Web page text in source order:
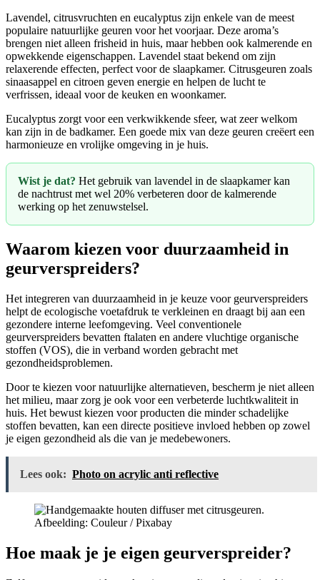
Lavendel, citrusvruchten en eucalyptus zijn enkele van de meest
populaire natuurlijke geuren voor het voorjaar. Deze aroma’s
brengen niet alleen frisheid in huis, maar hebben ook kalmerende en
opwekkende eigenschappen. Lavendel staat bekend om zijn
relaxerende effecten, perfect voor de slaapkamer. Citrusgeuren zoals
sinaasappel en citroen geven energie en helpen de lucht te
verfrissen, ideaal voor de keuken en woonkamer.
Eucalyptus zorgt voor een verkwikkende sfeer, wat zeer welkom
kan zijn in de badkamer. Een goede mix van deze geuren creëert een
harmonieuze en vrolijke omgeving in je huis.
Wist je dat? Het gebruik van lavendel in de slaapkamer kan
de nachtrust met wel 20% verbeteren door de kalmerende
werking op het zenuwstelsel.
Waarom kiezen voor duurzaamheid in
geurverspreiders?
Het integreren van duurzaamheid in je keuze voor geurverspreiders
helpt de ecologische voetafdruk te verkleinen en draagt bij aan een
gezondere interne leefomgeving. Veel conventionele
geurverspreiders bevatten ftalaten en andere vluchtige organische
stoffen (VOS), die in verband worden gebracht met
gezondheidsproblemen.
Door te kiezen voor natuurlijke alternatieven, bescherm je niet alleen
het milieu, maar zorg je ook voor een verbeterde luchtkwaliteit in
huis. Het bewust kiezen voor producten die minder schadelijke
stoffen bevatten, kan een directe positieve invloed hebben op zowel
je eigen gezondheid als die van je medebewoners.
Lees ook: Photo on acrylic anti reflective
Afbeelding: Couleur / Pixabay
Hoe maak je je eigen geurverspreider?